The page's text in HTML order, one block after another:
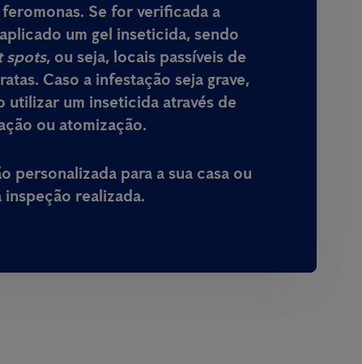
Se for verificada a
um gel inseticida, sendo
spots, ou seja, locais passíveis de
Caso a infestação seja grave,
utilizar um inseticida através de
ou atomização.
personalizada para a sua casa ou
inspeção realizada.